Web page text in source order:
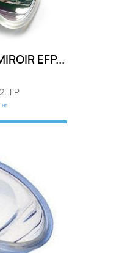
EFP...
HT